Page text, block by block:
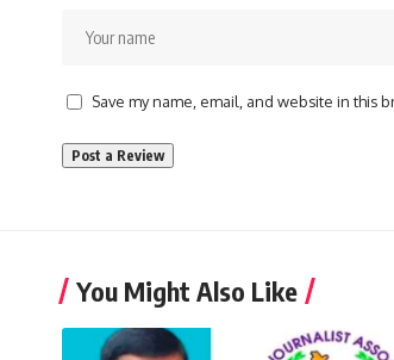
Save my name, email, and website in this
You Might Also Like